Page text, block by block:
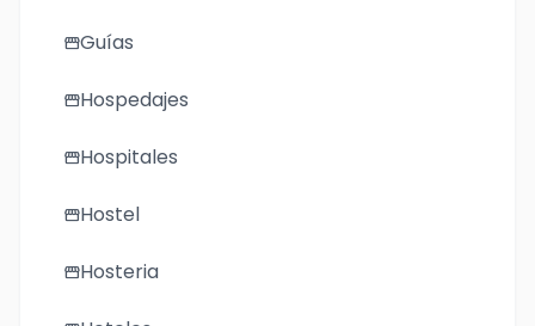
storefrontGuías
storefrontHospedajes
storefrontHospitales
storefrontHostel
storefrontHosteria